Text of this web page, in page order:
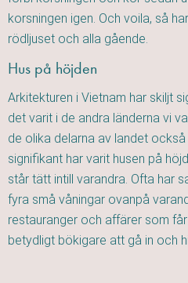
korsningen igen. Och voila, så
rödljuset och alla gående.
Hus på höjden
Arkitekturen i Vietnam har skiljt
det varit i de andra länderna vi
de olika delarna av landet
signifikant har varit husen på
står tätt intill varandra. Ofta har
fyra små våningar ovanpå
restauranger och affärer som
betydligt bökigare att gå in och